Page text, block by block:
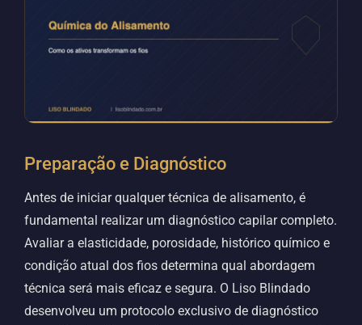
Preparação e Diagnóstico
Antes de iniciar qualquer técnica de alisamento, é
fundamental realizar um diagnóstico capilar completo.
Avaliar a elasticidade, porosidade, histórico químico e
condição atual dos fios determina qual abordagem
técnica será mais eficaz e segura. O Liso Blindado
desenvolveu um protocolo exclusivo de diagnóstico